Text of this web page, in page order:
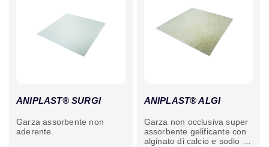
ANIPLAST® SURGI
Garza assorbente non
aderente.
ANIPLAST® ALGI
Garza non occlusiva super
assorbente gelificante con
alginato di calcio e sodio e